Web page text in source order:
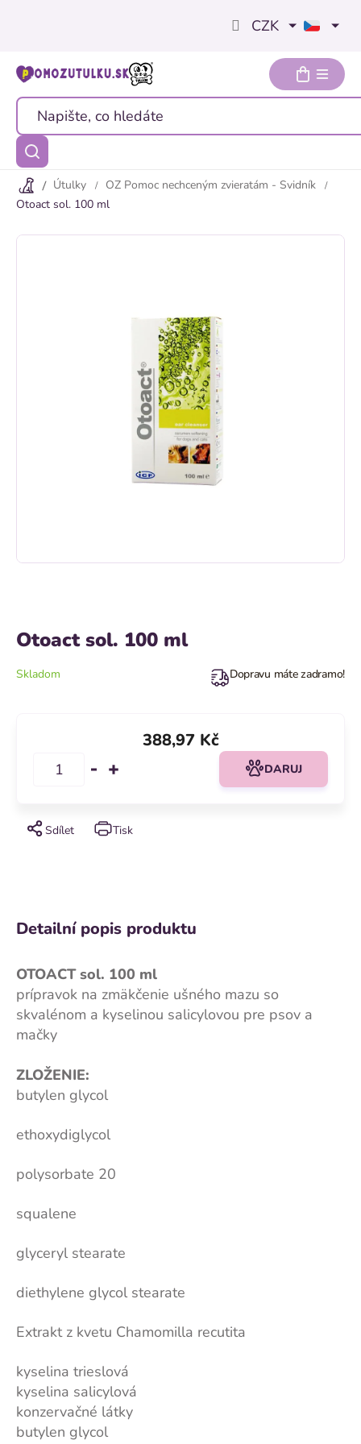
CZK
Útulky
OZ Pomoc nechceným zvieratám - Svidník
Otoact sol. 100 ml
Otoact sol. 100 ml
Tisk
Sdílet
Skladom Dopravu máte zadramo!
388,97 Kč
DARUJ
Detailní popis produktu
OTOACT sol. 100 ml
prípravok na zmäkčenie ušného mazu so
skvalénom a kyselinou salicylovou pre psov a
mačky
ZLOŽENIE:
butylen glycol
ethoxydiglycol
polysorbate 20
squalene
glyceryl stearate
diethylene glycol stearate
Extrakt z kvetu Chamomilla recutita
kyselina trieslová
kyselina salicylová
konzervačné látky
butylen glycol